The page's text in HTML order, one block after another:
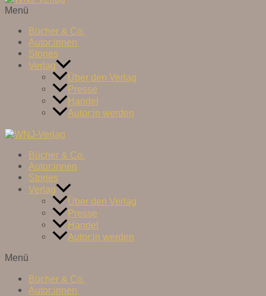
Menü
Bücher & Co.
Autor:innen
Stories
Verlag
Über den Verlag
Presse
Handel
Autor:in werden
Bücher & Co.
Autor:innen
Stories
Verlag
Über den Verlag
Presse
Handel
Autor:in werden
Menü
Bücher & Co.
Autor:innen